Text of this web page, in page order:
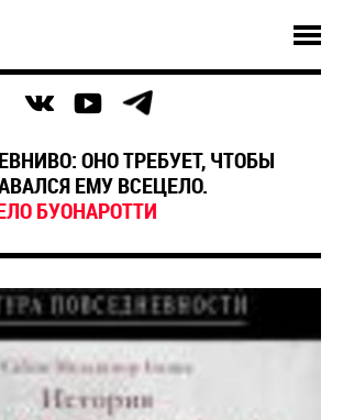
ОНО ТРЕБУЕТ, ЧТОБЫ
ЕМУ ВСЕЦЕЛО.
БУОНАРОТТИ